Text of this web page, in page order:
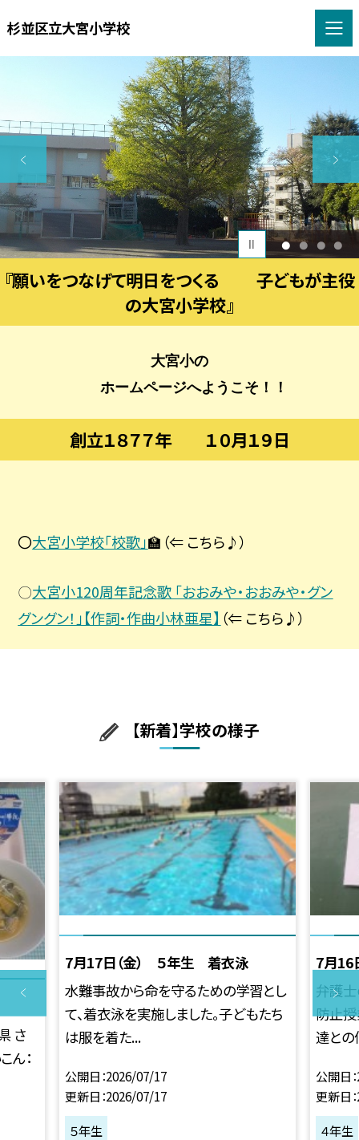
杉並区立大宮小学校
1 2 3 4
『願いをつなげて明日をつくる 子どもが主役
の大宮小学校』
大宮小の
ホームページへようこそ！！
創立１８７７年 １０月１９日
〇大宮小学校「校歌」🏫（⇐ こちら♪）
〇大宮小120周年記念歌 「おおみや・おおみや・グン
グングン！」【作詞・作曲小林亜星】 （⇐ こちら♪）
【新着】学校の様子
さ
ん：
7月17日（金） ５年生 着衣泳
水難事故から命を守るための学習とし
て、着衣泳を実施しました。子どもたち
は服を着た...
公開日 2026/07/17
更新日 2026/07/17
５年生
7月
弁護士
防止授
達との
公開日
更新日
４年生